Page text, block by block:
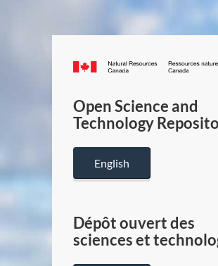
Canada.ca
Open Science and
Technology
English
Dépôt ouvert des
sciences et